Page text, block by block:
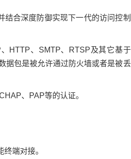
合深度防御实现下一代的访问控制
HTTP、SMTP、RTSP及其它基于
据包是被允许通过防火墙或者是被丢
、PAP等的认证。
端对接。